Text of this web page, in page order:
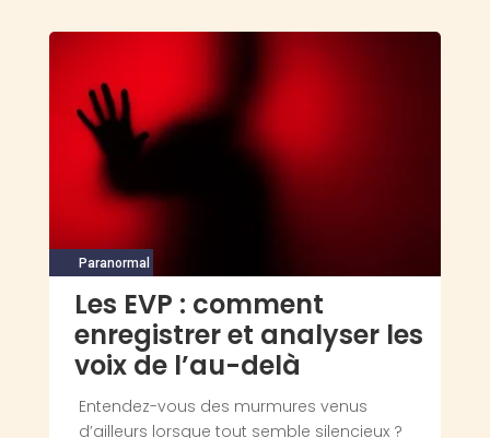
Paranormal
Les EVP : comment
enregistrer et analyser les
voix de l’au-delà
Entendez-vous des murmures venus
d’ailleurs lorsque tout semble silencieux ?